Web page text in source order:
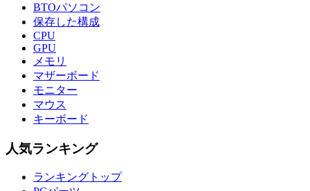
BTOパソコン
保存した構成
CPU
GPU
メモリ
マザーボード
モニター
マウス
キーボード
人気ランキング
ランキングトップ